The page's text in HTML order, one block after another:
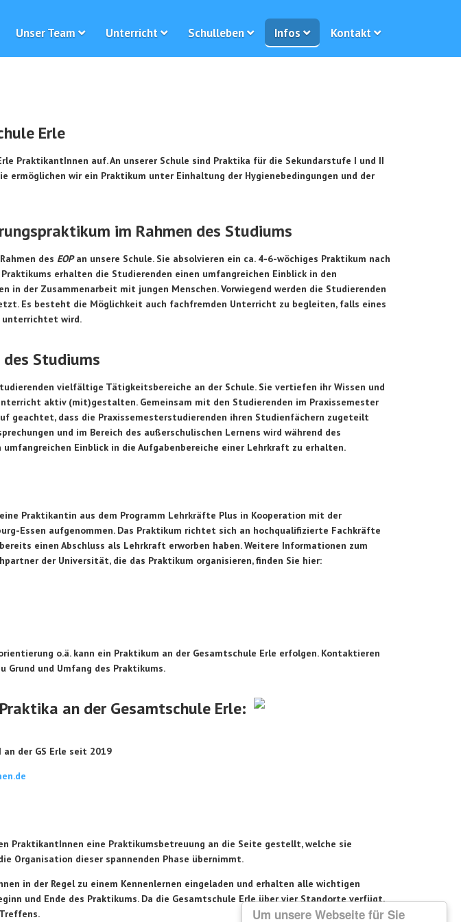
Um unsere Webseite für Sie
Unser Team Unterricht Schulleben Infos Kontakt
Erle
PraktikantInnen auf. An unserer Schule sind Praktika für die Sekundarstufe I und II
ermöglichen wir ein Praktikum unter Einhaltung der Hygienebedingungen und der
im Rahmen des Studiums
des EOPan unsere Schule. Sie absolvieren ein ca. 4-6-wöchiges Praktikum nach
erhalten die Studierenden einen umfangreichen Einblick in den
in der Zusammenarbeit mit jungen Menschen. Vorwiegend werden die Studierenden
Es besteht die Möglichkeit auch fachfremden Unterricht zu begleiten, falls eines
unterrichtet wird.
Studiums
vielfältige Tätigkeitsbereiche an der Schule. Sie vertiefen ihr Wissen und
aktiv (mit)gestalten. Gemeinsam mit den Studierenden im Praxissemester
geachtet, dass die Praxissemesterstudierenden ihren Studienfächern zugeteilt
und im Bereich des außerschulischen Lernens wird während des
Einblick in die Aufgabenbereiche einer Lehrkraft zu erhalten.
Praktikantin aus dem Programm Lehrkräfte Plus in Kooperation mit der
Essen aufgenommen. Das Praktikum richtet sich an hochqualifizierte Fachkräfte
einen Abschluss als Lehrkraft erworben haben. Weitere Informationen zum
der Universität, die das Praktikum organisieren, finden Sie hier:
o.ä. kann ein Praktikum an der Gesamtschule Erle erfolgen. Kontaktieren
Grund und Umfang des Praktikums.
an der Gesamtschule Erle:
an der GS Erle seit 2019
PraktikantInnen eine Praktikumsbetreuung an die Seite gestellt, welche sie
Organisation dieser spannenden Phase übernimmt.
in der Regel zu einem Kennenlernen eingeladen und erhalten alle wichtigen
und Ende des Praktikums. Da die Gesamtschule Erle über vier Standorte verfügt,